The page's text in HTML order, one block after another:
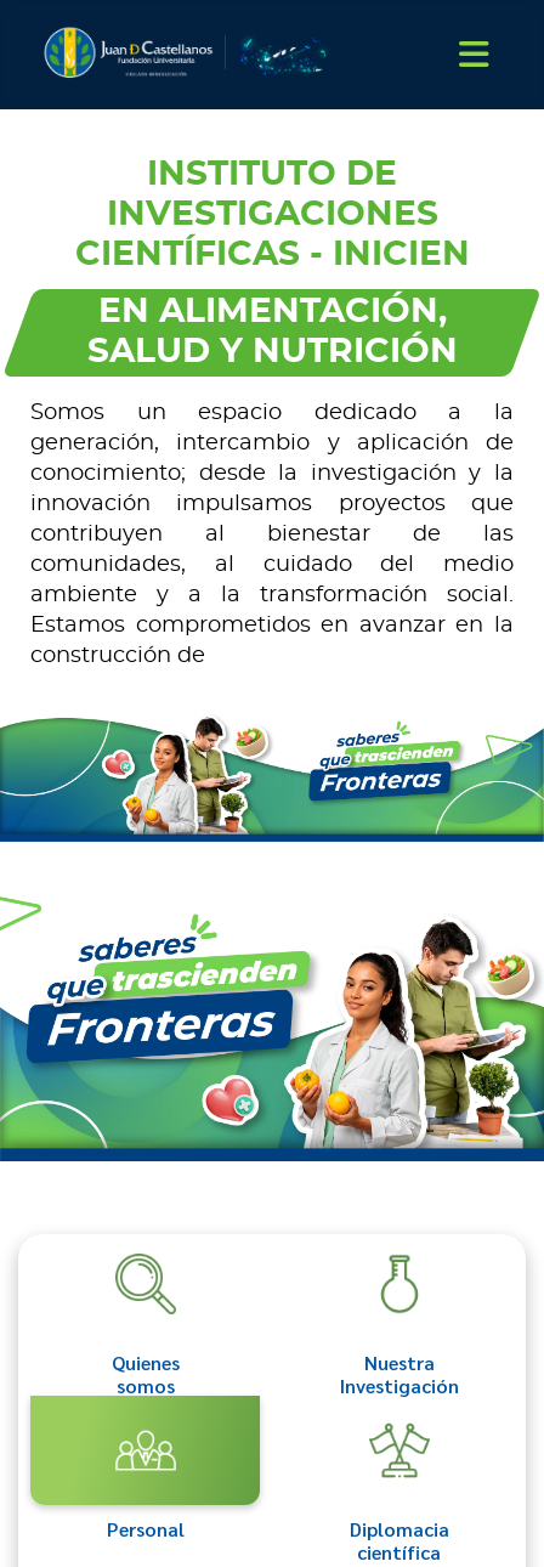
INSTITUTO DE
INVESTIGACIONES
CIENTÍFICAS - INICIEN
EN ALIMENTACIÓN,
SALUD Y NUTRICIÓN
Somos un espacio dedicado a la
generación, intercambio y aplicación de
conocimiento; desde la investigación y la
innovación impulsamos proyectos que
contribuyen al bienestar de las
comunidades, al cuidado del medio
ambiente y a la transformación social.
Estamos comprometidos en avanzar en la
construcción de
Quienes
somos
Nuestra
Investigación
Personal
Diplomacia
científica